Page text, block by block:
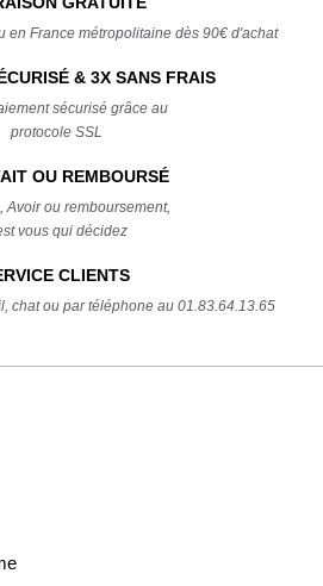
en France métropolitaine dès 90€ d'achat
& 3X SANS FRAIS
sécurisé grâce au
protocole SSL
OU REMBOURSÉ
Avoir ou remboursement,
vous qui décidez
CLIENTS
chat ou par téléphone au 01.83.64.13.65